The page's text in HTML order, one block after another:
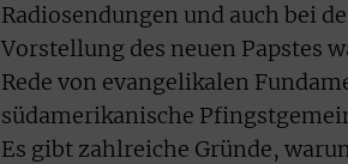
Radiosendungen und auch bei
Vorstellung des neuen Papstes
Rede von evangelikalen
südamerikanische
Es gibt zahlreiche Gründe,